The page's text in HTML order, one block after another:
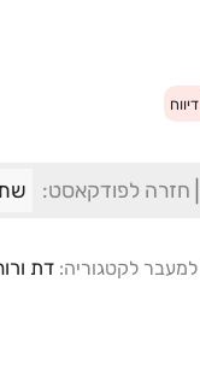
דיווח
חזרה לפודקאסט:
למעבר לקטגוריה: דת